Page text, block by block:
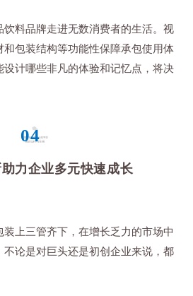
料品牌走进无数消费者的生活。视
包装结构等功能性保障承包使用体
计哪些非凡的体验和记忆点，将决
04
力企业多元快速成长
上三管齐下，在增长乏力的市场中
论是对巨头还是初创企业来说，都